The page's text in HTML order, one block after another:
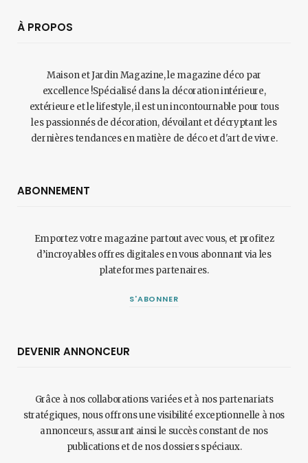
À PROPOS
Maison et Jardin Magazine, le magazine déco par
excellence !Spécialisé dans la décoration intérieure,
extérieure et le lifestyle, il est un incontournable pour tous
les passionnés de décoration, dévoilant et décryptant les
dernières tendances en matière de déco et d'art de vivre.
ABONNEMENT
Emportez votre magazine partout avec vous, et profitez
d’incroyables offres digitales en vous abonnant via les
plateformes partenaires.
S'ABONNER
DEVENIR ANNONCEUR
Grâce à nos collaborations variées et à nos partenariats
stratégiques, nous offrons une visibilité exceptionnelle à nos
annonceurs, assurant ainsi le succès constant de nos
publications et de nos dossiers spéciaux.